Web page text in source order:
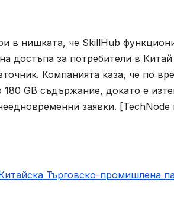
в нишката, че SkillHub
достъпа за потребители в
Компанията каза, че по
GB съдържание, докато е
заявки. [TechNode
Търговско-промишлена